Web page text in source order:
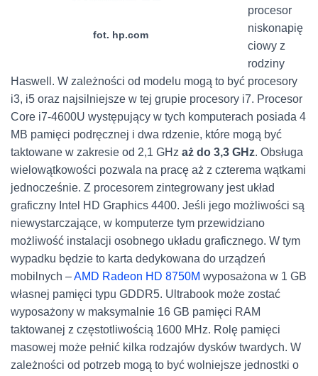
fot. hp.com
procesor
niskonapię
ciowy z
rodziny
Haswell. W zależności od modelu mogą to być procesory
i3, i5 oraz najsilniejsze w tej grupie procesory i7. Procesor
Core i7-4600U występujący w tych komputerach posiada 4
MB pamięci podręcznej i dwa rdzenie, które mogą być
taktowane w zakresie od 2,1 GHz aż do 3,3 GHz. Obsługa
wielowątkowości pozwala na pracę aż z czterema wątkami
jednocześnie. Z procesorem zintegrowany jest układ
graficzny Intel HD Graphics 4400. Jeśli jego możliwości są
niewystarczające, w komputerze tym przewidziano
możliwość instalacji osobnego układu graficznego. W tym
wypadku będzie to karta dedykowana do urządzeń
mobilnych –AMD Radeon HD 8750M wyposażona w 1 GB
własnej pamięci typu GDDR5. Ultrabook może zostać
wyposażony w maksymalnie 16 GB pamięci RAM
taktowanej z częstotliwością 1600 MHz. Rolę pamięci
masowej może pełnić kilka rodzajów dysków twardych. W
zależności od potrzeb mogą to być wolniejsze jednostki o